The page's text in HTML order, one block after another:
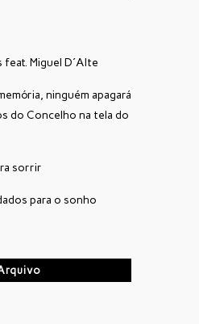
Miguel D´Alte
ninguém apagará
do Concelho na tela do
sorrir
para o sonho